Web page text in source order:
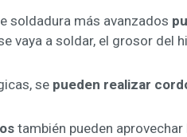
soldadura más avanzados
vaya a soldar, el grosor del
se pueden realizar
también pueden